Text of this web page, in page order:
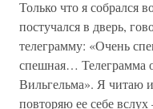
Только что я собрался
постучался в дверь,
телеграмму: «Очень
спешная… Телеграмма
Вильгельма». Я читаю
повторяю ее себе